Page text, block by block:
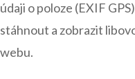
údaji o poloze (EXIF
stáhnout a zobrazit
webu.